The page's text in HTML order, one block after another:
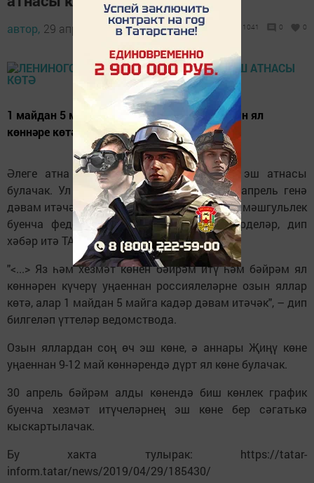
автор, 29 апрель 2019 - 09:22 1041 0 0
1 майдан 5 майга кадәр Россия халкын озын ял
көннәре көтә.
Әлеге атна агымдагы елның иң кыска эш атнасы
булачак. Ул нибары ике көн - 29 һәм 30 апрель генә
дәвам итәчәк. Бу хакта Россия Хезмәт һәм мәшгульлек
буенча федераль хезмәтендә искә төшерделәр, дип
хәбәр итә ТАСС.
"<...> Яз һәм хезмәт көнен бәйрәм итү һәм бәйрәм ял
көннәрен күчерү уңаеннан россиялеләрне озын яллар
көтә, алар 1 майдан 5 майга кадәр дәвам итәчәк", – дип
билгеләп үттеләр ведомствода.
Озын яллардан соң өч эш көне, ә аннары Җиңү көне
уңаеннан 9-12 май көннәрендә дүрт ял көне булачак.
30 апрель бәйрәм алды көнендә биш көнлек график
буенча хезмәт итүчеләрнең эш көне бер сәгатькә
кыскартылачак.
Бу хакта тулырак: https://tatar-
inform.tatar/news/2019/04/29/185430/